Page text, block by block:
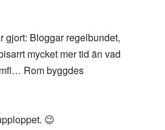
gjort: Bloggar regelbundet,
mycket mer tid än vad
Rom byggdes
😉